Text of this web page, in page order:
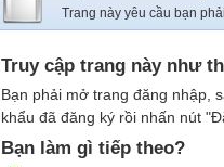
Trang này yêu cầu bạn
Truy cập trang này như
Bạn phải mở trang đăng nhập,
khẩu đã đăng ký rồi nhấn nút
Bạn làm gì tiếp theo?